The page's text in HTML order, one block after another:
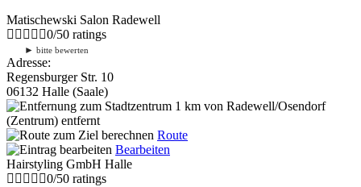
Matischewski Salon Radewell
0/50 ratings
► bitte bewerten
Adresse:
Regensburger Str. 10
06132 Halle (Saale)
1 km von Radewell/Osendorf
(Zentrum) entfernt
Route
Bearbeiten
Hairstyling GmbH Halle
0/50 ratings